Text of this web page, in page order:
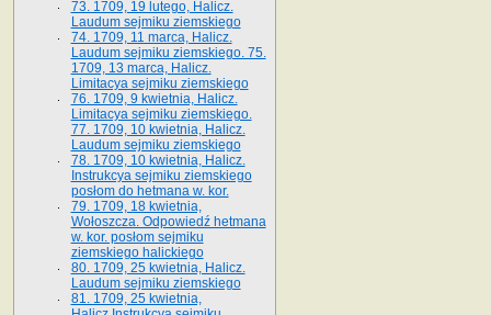
73. 1709, 19 lutego, Halicz.
Laudum sejmiku ziemskiego
74. 1709, 11 marca, Halicz.
Laudum sejmiku ziemskiego. 75.
1709, 13 marca, Halicz.
Limitacya sejmiku ziemskiego
76. 1709, 9 kwietnia, Halicz.
Limitacya sejmiku ziemskiego.
77. 1709, 10 kwietnia, Halicz.
Laudum sejmiku ziemskiego
78. 1709, 10 kwietnia, Halicz.
Instrukcya sejmiku ziemskiego
posłom do hetmana w. kor.
79. 1709, 18 kwietnia,
Wołoszcza. Odpowiedź hetmana
w. kor. posłom sejmiku
ziemskiego halickiego
80. 1709, 25 kwietnia, Halicz.
Laudum sejmiku ziemskiego
81. 1709, 25 kwietnia,